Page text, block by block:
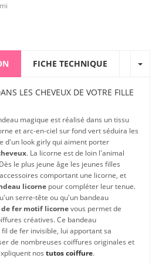
FICHE TECHNIQUE
LES CHEVEUX DE VOTRE FILLE
magique est réalisé dans un tissu
et arc-en-ciel sur fond vert séduira les
d'un look girly qui aiment porter
. La licorne est de loin l'animal
le plus jeune âge les jeunes filles
comportant une licorne, et
licorne pour compléter leur tenue.
serre-tête ou qu'un bandeau
fer motif licornevous permet de
créatives. Ce bandeau
de fer invisible, lui apportant sa
de nombreuses coiffures originales et
nos tutos coiffure.